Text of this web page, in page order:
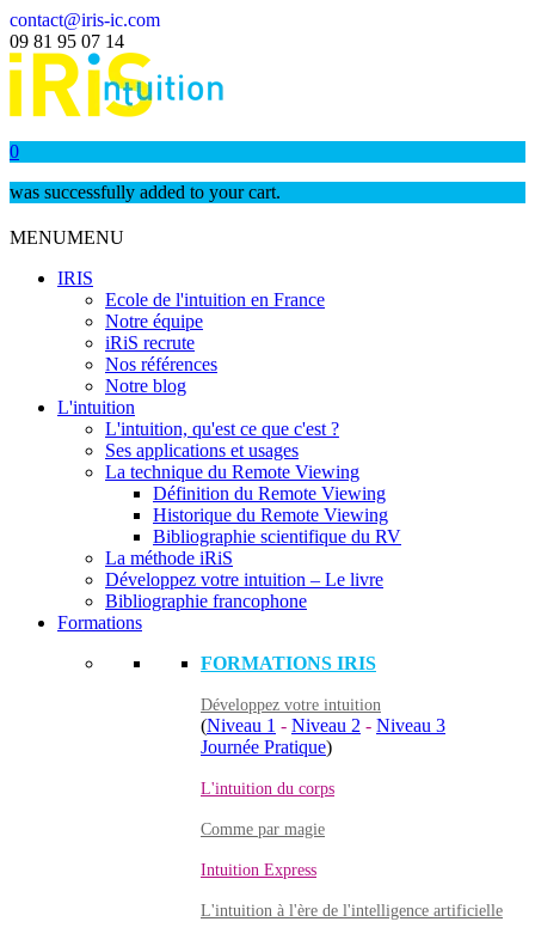
contact@iris-ic.com
09 81 95 07 14
0
was successfully added to your cart.
MENUMENU
IRIS
Ecole de l'intuition en France
Notre équipe
iRiS recrute
Nos références
Notre blog
L'intuition
L'intuition, qu'est ce que c'est ?
Ses applications et usages
La technique du Remote Viewing
Définition du Remote Viewing
Historique du Remote Viewing
Bibliographie scientifique du RV
La méthode iRiS
Développez votre intuition – Le livre
Bibliographie francophone
Formations
FORMATIONS IRIS
Développez votre intuition
(Niveau 1 - Niveau 2 - Niveau 3
Journée Pratique)
L'intuition du corps
Comme par magie
Intuition Express
L'intuition à l'ère de l'intelligence artificielle